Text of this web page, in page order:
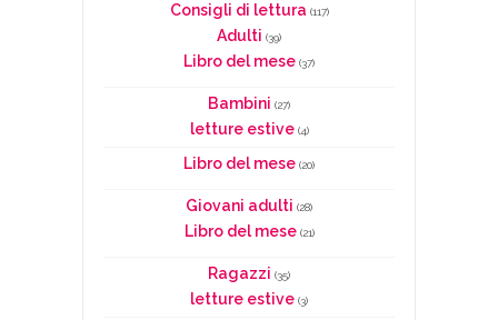
Consigli di lettura (117)
Adulti (39)
Libro del mese (37)
Bambini (27)
letture estive(4)
Libro del mese (20)
Giovani adulti (28)
Libro del mese(21)
Ragazzi (35)
letture estive (3)